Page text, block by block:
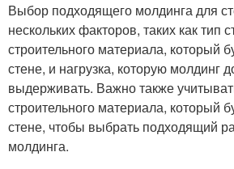
Выбор подходящего молдинга для
нескольких факторов, таких как тип
строительного материала, который
стене, и нагрузка, которую молдинг
выдерживать. Важно также
строительного материала, который
стене, чтобы выбрать подходящий
молдинга.